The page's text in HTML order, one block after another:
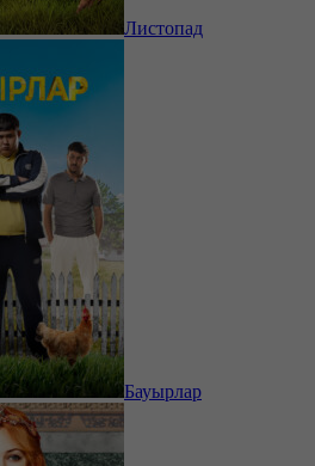
Листопад
Бауырлар